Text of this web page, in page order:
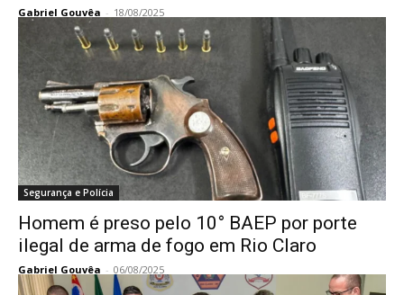
Gabriel Gouvêa - 18/08/2025
Segurança e Polícia
Homem é preso pelo 10° BAEP por porte
ilegal de arma de fogo em Rio Claro
Gabriel Gouvêa - 06/08/2025